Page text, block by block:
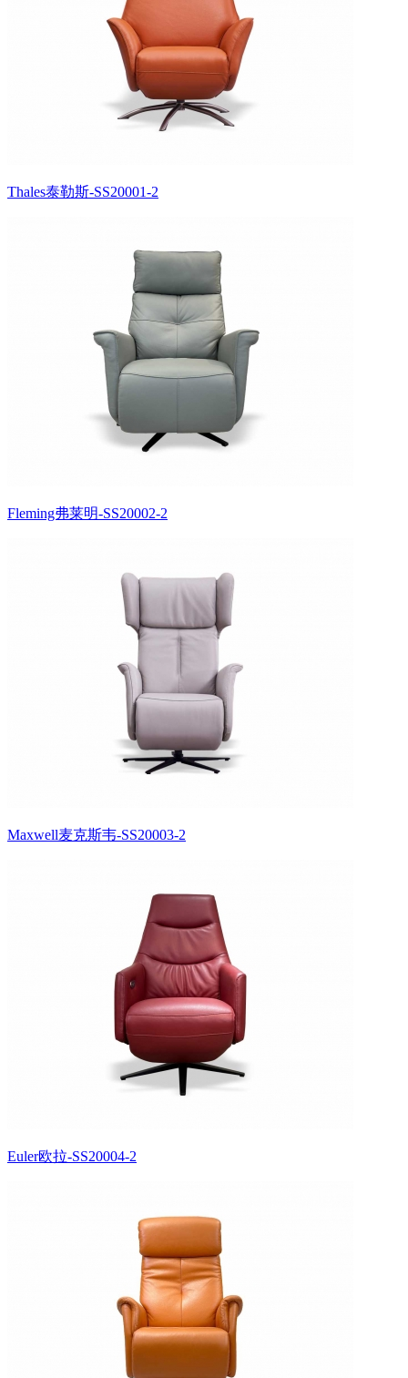
Thales泰勒斯-SS20001-2
Fleming弗莱明-SS20002-2
Maxwell麦克斯韦-SS20003-2
Euler欧拉-SS20004-2